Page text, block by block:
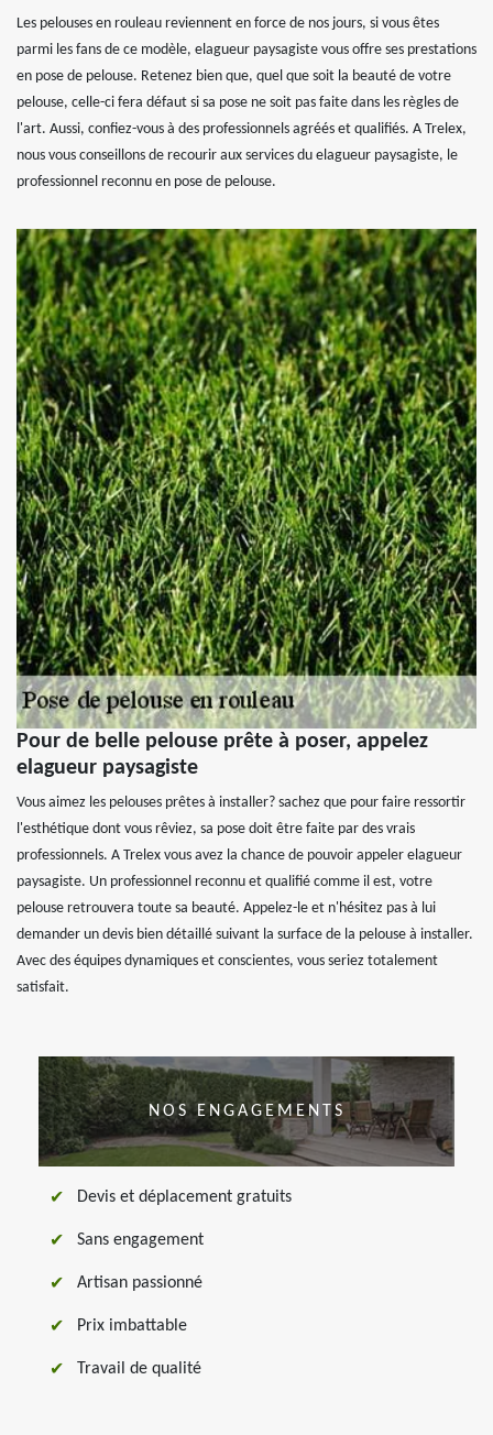
Les pelouses en rouleau reviennent en force de nos jours, si vous êtes
parmi les fans de ce modèle, elagueur paysagiste vous offre ses prestations
en pose de pelouse. Retenez bien que, quel que soit la beauté de votre
pelouse, celle-ci fera défaut si sa pose ne soit pas faite dans les règles de
l'art. Aussi, confiez-vous à des professionnels agréés et qualifiés. A Trelex,
nous vous conseillons de recourir aux services du elagueur paysagiste, le
professionnel reconnu en pose de pelouse.
Pour de belle pelouse prête à poser, appelez
elagueur paysagiste
Vous aimez les pelouses prêtes à installer? sachez que pour faire ressortir
l'esthétique dont vous rêviez, sa pose doit être faite par des vrais
professionnels. A Trelex vous avez la chance de pouvoir appeler elagueur
paysagiste. Un professionnel reconnu et qualifié comme il est, votre
pelouse retrouvera toute sa beauté. Appelez-le et n'hésitez pas à lui
demander un devis bien détaillé suivant la surface de la pelouse à installer.
Avec des équipes dynamiques et conscientes, vous seriez totalement
satisfait.
NOS ENGAGEMENTS
Devis et déplacement gratuits
Sans engagement
Artisan passionné
Prix imbattable
Travail de qualité